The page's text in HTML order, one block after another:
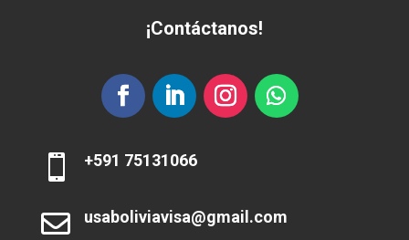
¡Contáctanos!
 +591 75131066
 usaboliviavisa@gmail.com